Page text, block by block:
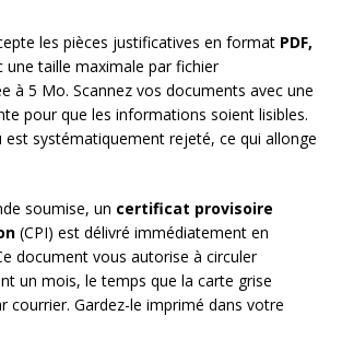
les pièces justificatives en format PDF,
une taille maximale par fichier
à 5 Mo. Scannez vos documents avec une
pour que les informations soient lisibles.
systématiquement rejeté, ce qui allonge
soumise, un certificat provisoire
(CPI) est délivré immédiatement en
document vous autorise à circuler
un mois, le temps que la carte grise
courrier. Gardez-le imprimé dans votre